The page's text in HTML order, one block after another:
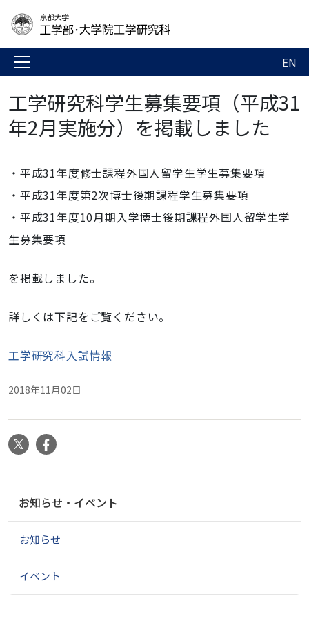
EN
工学研究科学生募集要項（平成31
年2月実施分）を掲載しました
・平成31年度修士課程外国人留学生学生募集要項
・平成31年度第2次博士後期課程学生募集要項
・平成31年度10月期入学博士後期課程外国人留学生学
生募集要項
を掲載しました。
詳しくは下記をご覧ください。
工学研究科入試情報
2018年11月02日
X
ゲ
シ
ン
お知らせ・イベント
お知らせ
イベント